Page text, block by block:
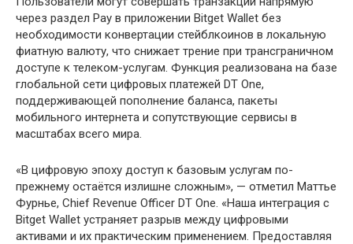
через раздел Pay в приложении Bitget Wallet без
необходимости конвертации стейблкоинов в локальную
фиатную валюту, что снижает трение при трансграничном
доступе к телеком-услугам. Функция реализована на базе
глобальной сети цифровых платежей DT One,
поддерживающей пополнение баланса, пакеты
мобильного интернета и сопутствующие сервисы в
масштабах всего мира.
«В цифровую эпоху доступ к базовым услугам по-
прежнему остаётся излишне сложным», — отметил Маттье
Фурнье, Chief Revenue Officer DT One. «Наша интеграция с
Bitget Wallet устраняет разрыв между цифровыми
активами и их практическим применением. Предоставляя